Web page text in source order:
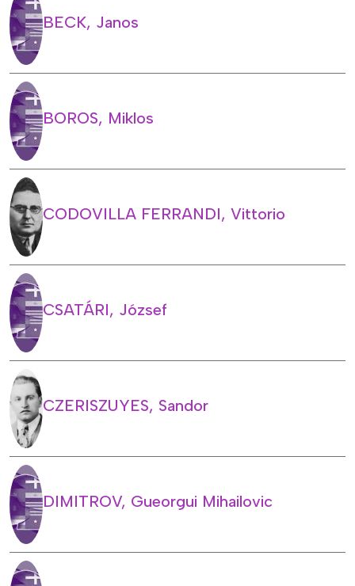
BECK, Janos
BOROS, Miklos
CODOVILLA FERRANDI, Vittorio
CSATÁRI, József
CZERISZUYES, Sandor
DIMITROV, Gueorgui Mihailovic